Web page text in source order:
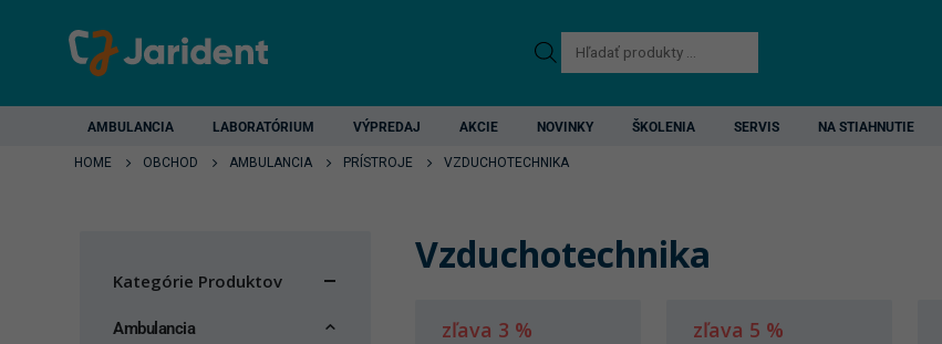
Products
search
AMBULANCIA LABORATÓRIUM VÝPREDAJ AKCIE NOVINKY ŠKOLENIA SERVIS NA STIAHNUTIE
HOME OBCHOD AMBULANCIA PRÍSTROJE VZDUCHOTECHNIKA
Vzduchotechnika
zľava 3 % zľava 5 %
Kategórie Produktov
Ambulancia